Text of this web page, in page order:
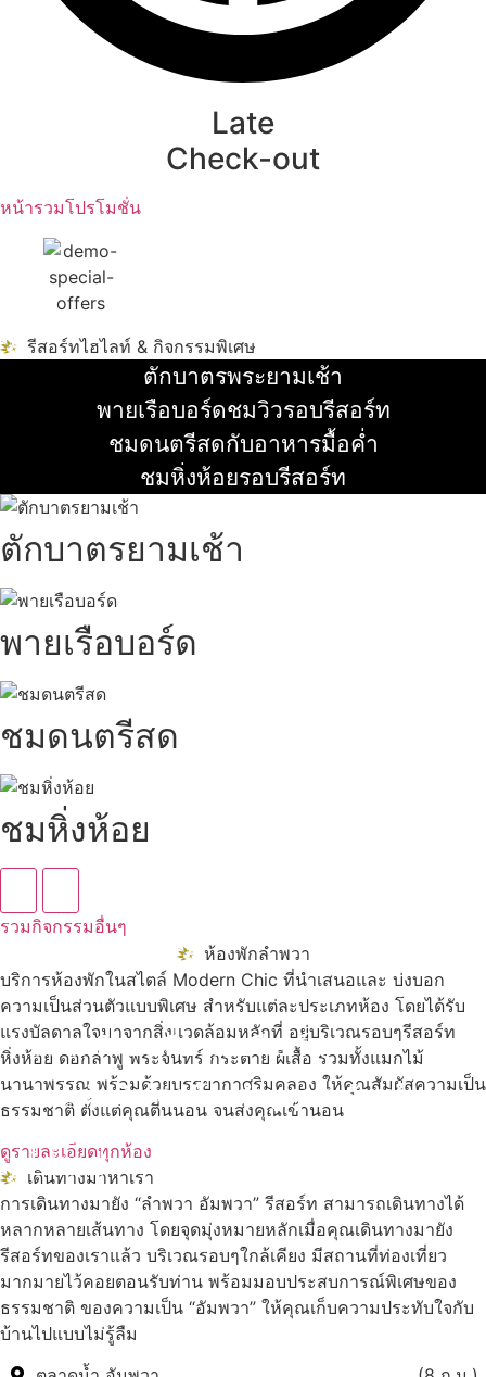
นับหิ่งห้อย ร้อยลำพู ดูพระจันทร์
Late
Check-out
หน้ารวมโปรโมชั่น
รีสอร์ทไฮไลท์ & กิจกรรมพิเศษ
ตักบาตรพระยามเช้า
อ่านเพิ่ม
พายเรือบอร์ดชมวิวรอบรีสอร์ท
อ่านเพิ่ม
ชมดนตรีสดกับอาหารมื้อค่ำ
อ่านเพิ่ม
ชมหิ่งห้อยรอบรีสอร์ท
ตักบาตรยามเช้า
พายเรือบอร์ด
ชมดนตรีสด
ชมหิ่งห้อย
รวมกิจกรรมอื่นๆ
ห้องพักลำพวา
บริการห้องพักในสไตล์ Modern Chic ที่นำเสนอและ บ่งบอก
ความเป็นส่วนตัวแบบพิเศษ สำหรับแต่ละประเภทห้อง โดยได้รับ
แรงบัลดาลใจมาจากสิ่งแวดล้อมหลักที่ อยู่บริเวณรอบๆรีสอร์ท
หิ่งห้อย ดอกลำพู พระจันทร์ กระต่าย ผีเสื้อ รวมทั้งแมกไม้
นานาพรรณ พร้อมด้วยบรรยากาศริมคลอง ให้คุณสัมผัสความเป็น
ธรรมชาติ ตั้งแต่คุณตื่นนอน จนส่งคุณเข้านอน
ดูรายละเอียดทุกห้อง
เดินทางมาหาเรา
การเดินทางมายัง “ลำพวา อัมพวา” รีสอร์ท สามารถเดินทางได้
หลากหลายเส้นทาง โดยจุดมุ่งหมายหลักเมื่อคุณเดินทางมายัง
รีสอร์ทของเราแล้ว บริเวณรอบๆใกล้เคียง มีสถานที่ท่องเที่ยว
มากมายไว้คอยตอนรับท่าน พร้อมมอบประสบการณ์พิเศษของ
ธรรมชาติ ของความเป็น “อัมพวา” ให้คุณเก็บความประทับใจกับ
บ้านไปแบบไม่รู้ลืม
สถานที่ท่องเที่ยวรอบรีสอร์ท
"ตลาดน้ำอัมพวา"
ดูทั้งหมด